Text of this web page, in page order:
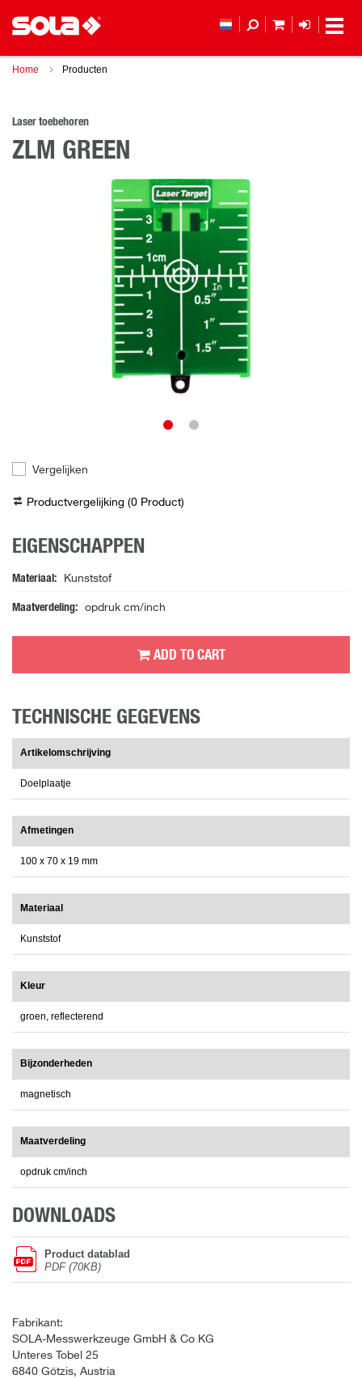
Home Producten
Laser toebehoren
ZLM GREEN
Vergelijken
Productvergelijking (0 Product)
EIGENSCHAPPEN
Materiaal Kunststof
Maatverdeling opdruk cm/inch
ADD TO CART
TECHNISCHE GEGEVENS
Artikelomschrijving
Doelplaatje
Afmetingen
100 x 70 x 19 mm
Materiaal
Kunststof
Kleur
groen, reflecterend
Bijzonderheden
magnetisch
Maatverdeling
opdruk cm/inch
DOWNLOADS
Product datablad
PDF (70KB)
Fabrikant:
SOLA-Messwerkzeuge GmbH & Co KG
Unteres Tobel 25
6840 Götzis, Austria
MIJN LOGIN